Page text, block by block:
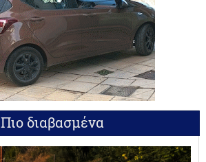
Πιο διαβασμένα